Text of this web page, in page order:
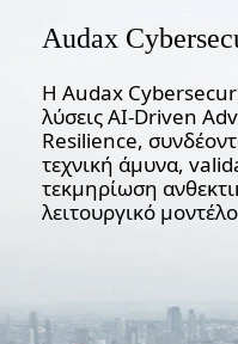
Audax
Η Audax
λύσεις AI-Driven
Resilience,
τεχνική άμυνα,
τεκμηρίωση
λειτουργικό